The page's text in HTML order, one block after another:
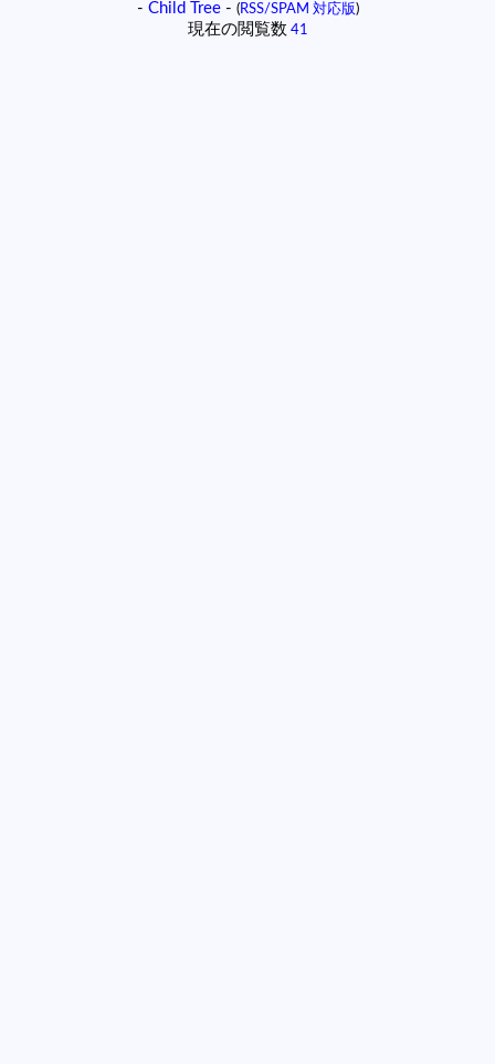
- Child Tree- (RSS/SPAM 対応版)
現在の閲覧数 41